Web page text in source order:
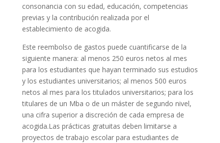
consonancia con su edad, educación, competencias
previas y la contribución realizada por el
establecimiento de acogida.
Este reembolso de gastos puede cuantificarse de la
siguiente manera: al menos 250 euros netos al mes
para los estudiantes que hayan terminado sus estudios
y los estudiantes universitarios; al menos 500 euros
netos al mes para los titulados universitarios; para los
titulares de un Mba o de un máster de segundo nivel,
una cifra superior a discreción de cada empresa de
acogida.Las prácticas gratuitas deben limitarse a
proyectos de trabajo escolar para estudiantes de